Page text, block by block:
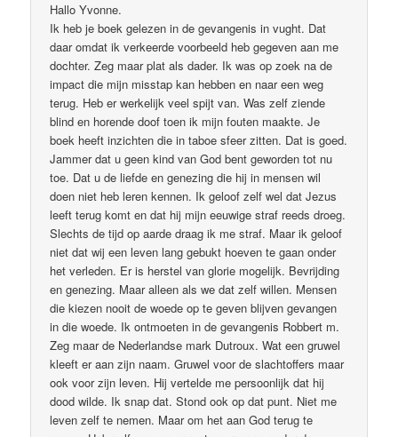
Hallo Yvonne.
Ik heb je boek gelezen in de gevangenis in vught. Dat
daar omdat ik verkeerde voorbeeld heb gegeven aan me
dochter. Zeg maar plat als dader. Ik was op zoek na de
impact die mijn misstap kan hebben en naar een weg
terug. Heb er werkelijk veel spijt van. Was zelf ziende
blind en horende doof toen ik mijn fouten maakte. Je
boek heeft inzichten die in taboe sfeer zitten. Dat is goed.
Jammer dat u geen kind van God bent geworden tot nu
toe. Dat u de liefde en genezing die hij in mensen wil
doen niet heb leren kennen. Ik geloof zelf wel dat Jezus
leeft terug komt en dat hij mijn eeuwige straf reeds droeg.
Slechts de tijd op aarde draag ik me straf. Maar ik geloof
niet dat wij een leven lang gebukt hoeven te gaan onder
het verleden. Er is herstel van glorie mogelijk. Bevrijding
en genezing. Maar alleen als we dat zelf willen. Mensen
die kiezen nooit de woede op te geven blijven gevangen
in die woede. Ik ontmoeten in de gevangenis Robbert m.
Zeg maar de Nederlandse mark Dutroux. Wat een gruwel
kleeft er aan zijn naam. Gruwel voor de slachtoffers maar
ook voor zijn leven. Hij vertelde me persoonlijk dat hij
dood wilde. Ik snap dat. Stond ook op dat punt. Niet me
leven zelf te nemen. Maar om het aan God terug te